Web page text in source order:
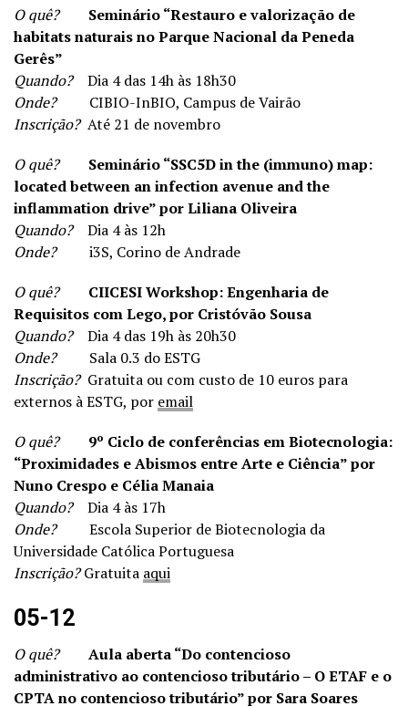
O quê?
Seminário “Restauro e valorização de
habitats naturais no Parque Nacional da Peneda
Gerês”
Quando?Dia 4 das 14h às 18h30
Onde?CIBIO-InBIO, Campus de Vairão
Inscrição?Até 21 de novembro
O quê?
Seminário “SSC5D in the (immuno) map:
located between an infection avenue and the
inflammation drive” por Liliana Oliveira
Quando?Dia 4 às 12h
Onde?i3S, Corino de Andrade
O quê?
CIICESI Workshop: Engenharia de
Requisitos com Lego, por Cristóvão Sousa
Quando?Dia 4 das 19h às 20h30
Onde?Sala 0.3 do ESTG
Inscrição?Gratuita ou com custo de 10 euros para
externos à ESTG, por email
O quê?
9º Ciclo de conferências em Biotecnologia:
“Proximidades e Abismos entre Arte e Ciência” por
Nuno Crespo e Célia Manaia
Quando?Dia 4 às 17h
Onde?Escola Superior de Biotecnologia da
Universidade Católica Portuguesa
Inscrição?Gratuita aqui
05-12
O quê?
Aula aberta “Do contencioso
administrativo ao contencioso tributário – O ETAF e o
CPTA no contencioso tributário” por Sara Soares